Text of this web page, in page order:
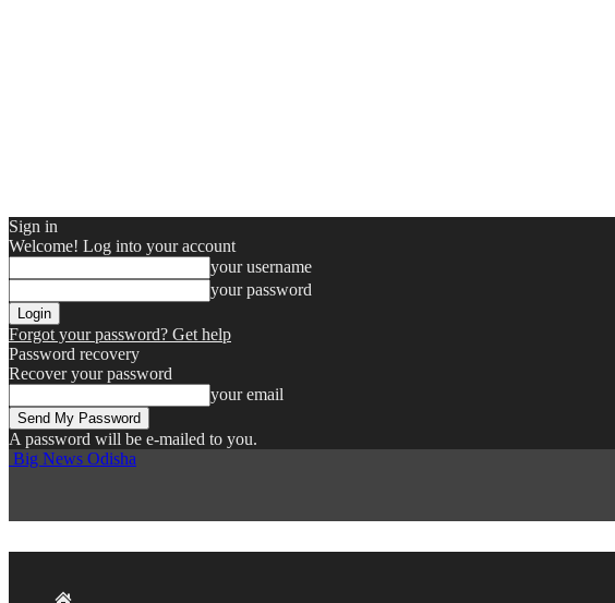
Sign in
Welcome! Log into your account
your username
your password
Forgot your password? Get help
Password recovery
Recover your password
your email
A password will be e-mailed to you.
Big News Odisha